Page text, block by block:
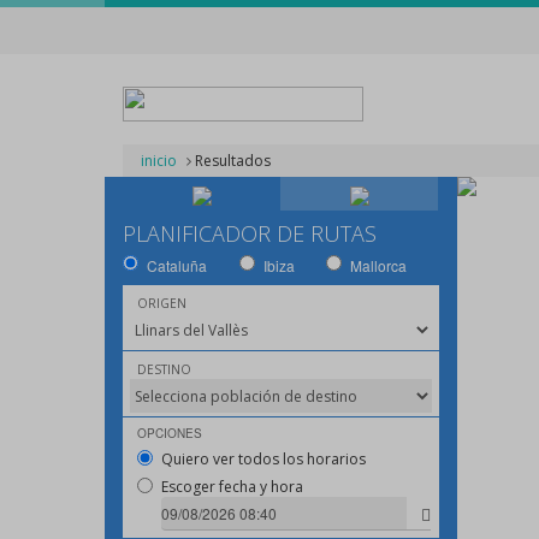
inicio Resultados
PLANIFICADOR DE RUTAS
Cataluña Ibiza Mallorca
ORIGEN
DESTINO
OPCIONES
Quiero ver todos los horarios
Escoger fecha y hora